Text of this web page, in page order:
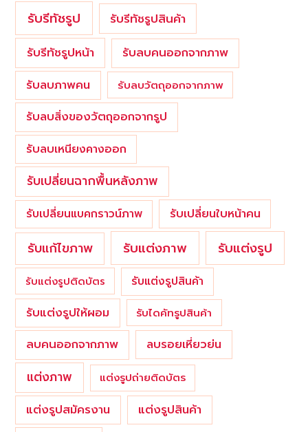
รับรีทัชรูป
รับรีทัชรูปสินค้า
รับรีทัชรูปหน้า
รับลบคนออกจากภาพ
รับลบภาพคน
รับลบวัตถุออกจากภาพ
รับลบสิ่งของวัตถุออกจากรูป
รับลบเหนียงคางออก
รับเปลี่ยนฉากพื้นหลังภาพ
รับเปลี่ยนแบคกราวน์ภาพ รับเปลี่ยนใบหน้าคน
รับแก้ไขภาพ รับแต่งภาพ รับแต่งรูป
รับแต่งรูปติดบัตร รับแต่งรูปสินค้า
รับแต่งรูปให้ผอม รับไดคัทรูปสินค้า
ลบคนออกจากภาพ ลบรอยเหี่ยวย่น
แต่งภาพ แต่งรูปถ่ายติดบัตร
แต่งรูปสมัครงาน
แต่งรูปสินค้า